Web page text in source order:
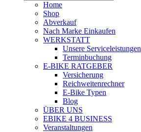
Home
Shop
Abverkauf
Nach Marke Einkaufen
WERKSTATT
Unsere Serviceleistungen
Terminbuchung
E-BIKE RATGEBER
Versicherung
Reichweitenrechner
E-Bike Typen
Blog
ÜBER UNS
EBIKE 4 BUSINESS
Veranstaltungen